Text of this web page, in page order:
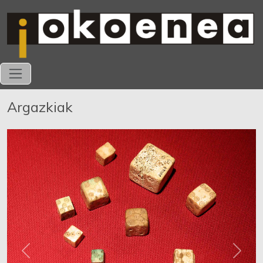
Argazkiak
Previous Next